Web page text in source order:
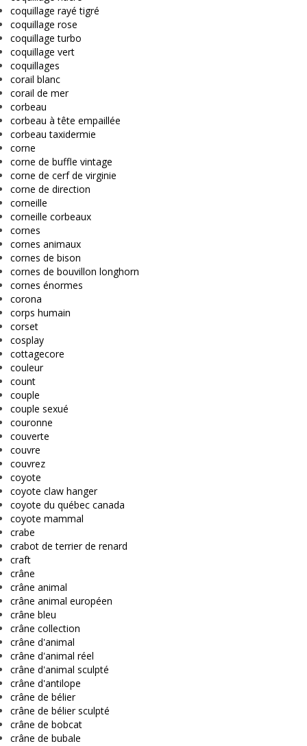
coquillage rayé tigré
coquillage rose
coquillage turbo
coquillage vert
coquillages
corail blanc
corail de mer
corbeau
corbeau à tête empaillée
corbeau taxidermie
corne
corne de buffle vintage
corne de cerf de virginie
corne de direction
corneille
corneille corbeaux
cornes
cornes animaux
cornes de bison
cornes de bouvillon longhorn
cornes énormes
corona
corps humain
corset
cosplay
cottagecore
couleur
count
couple
couple sexué
couronne
couverte
couvre
couvrez
coyote
coyote claw hanger
coyote du québec canada
coyote mammal
crabe
crabot de terrier de renard
craft
crâne
crâne animal
crâne animal européen
crâne bleu
crâne collection
crâne d'animal
crâne d'animal réel
crâne d'animal sculpté
crâne d'antilope
crâne de bélier
crâne de bélier sculpté
crâne de bobcat
crâne de bubale